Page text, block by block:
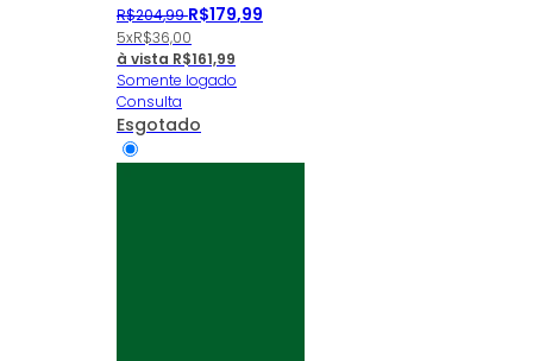
R$204,99 R$179,99
5xR$36,00
à vista R$161,99
Somente logado
Consulta
Esgotado